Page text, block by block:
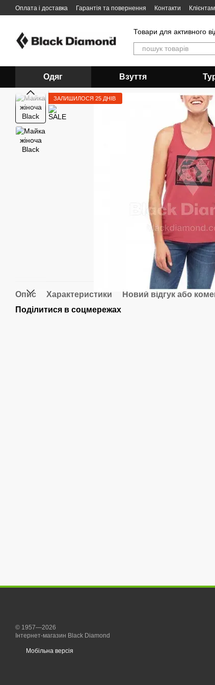
Перейти до основного контенту
Оплата і доставка Гарантія та повернення Контакти Клієнтам
Товари для активного
Одяг Взуття
ЗАЛИШИЛОСЯ 25 ДНІВ
Опис Характеристики
Новий відгук або
Поділитися в соцмережах
© 1957—2026
Інтернет-магазин Black Diamond
Мобільна версія